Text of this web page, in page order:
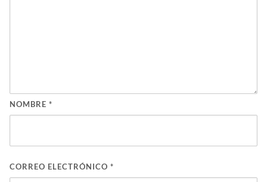
NOMBRE *
CORREO ELECTRÓNICO *